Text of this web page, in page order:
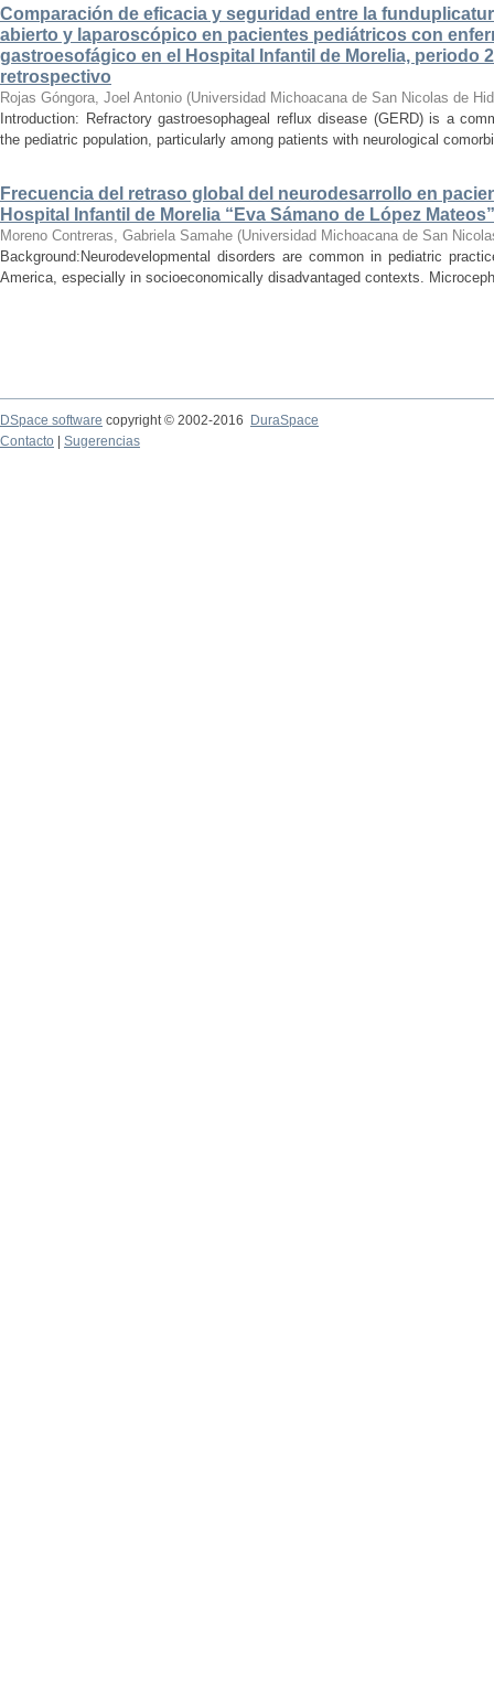
Comparación de eficacia y seguridad entre la
abierto y laparoscópico en pacientes pediátricos con
gastroesofágico en el Hospital Infantil de Morelia, periodo
retrospectivo
Rojas Góngora, Joel Antonio (Universidad Michoacana de San Nicolas de
Introduction: Refractory gastroesophageal reflux disease (GERD) is a
the pediatric population, particularly among patients with neurological
Frecuencia del retraso global del neurodesarrollo en
Hospital Infantil de Morelia “Eva Sámano de López Mateos”
Moreno Contreras, Gabriela Samahe (Universidad Michoacana de San
Background:Neurodevelopmental disorders are common in pediatric
America, especially in socioeconomically disadvantaged contexts.
DSpace software copyright © 2002-2016
DuraSpace
Contacto
Sugerencias